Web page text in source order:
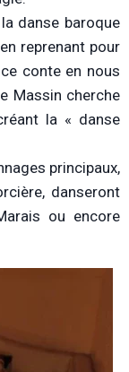
danse baroque
reprenant pour
conte en nous
Massin cherche
la « danse
principaux,
danseront
ou encore